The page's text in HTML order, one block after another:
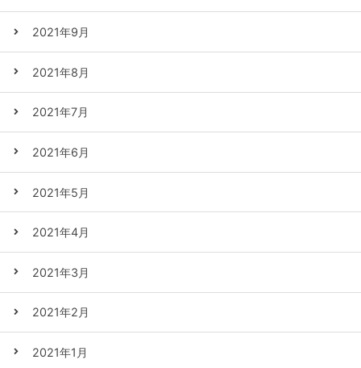
2021年9月
2021年8月
2021年7月
2021年6月
2021年5月
2021年4月
2021年3月
2021年2月
2021年1月